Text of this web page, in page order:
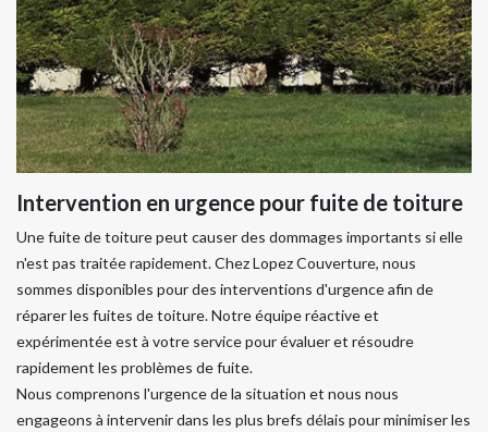
Intervention en urgence pour fuite de toiture
Une fuite de toiture peut causer des dommages importants si elle
n'est pas traitée rapidement. Chez Lopez Couverture, nous
sommes disponibles pour des interventions d'urgence afin de
réparer les fuites de toiture. Notre équipe réactive et
expérimentée est à votre service pour évaluer et résoudre
rapidement les problèmes de fuite.
Nous comprenons l'urgence de la situation et nous nous
engageons à intervenir dans les plus brefs délais pour minimiser les